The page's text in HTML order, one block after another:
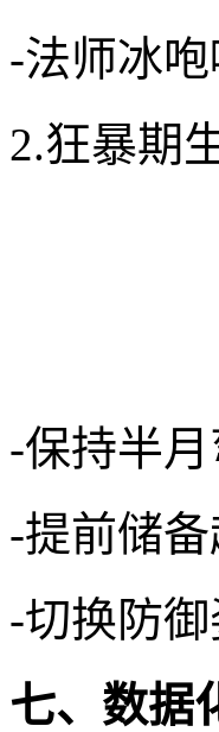
-法师冰
2.狂暴期
-保持半
-提前储
-切换防
七、数据